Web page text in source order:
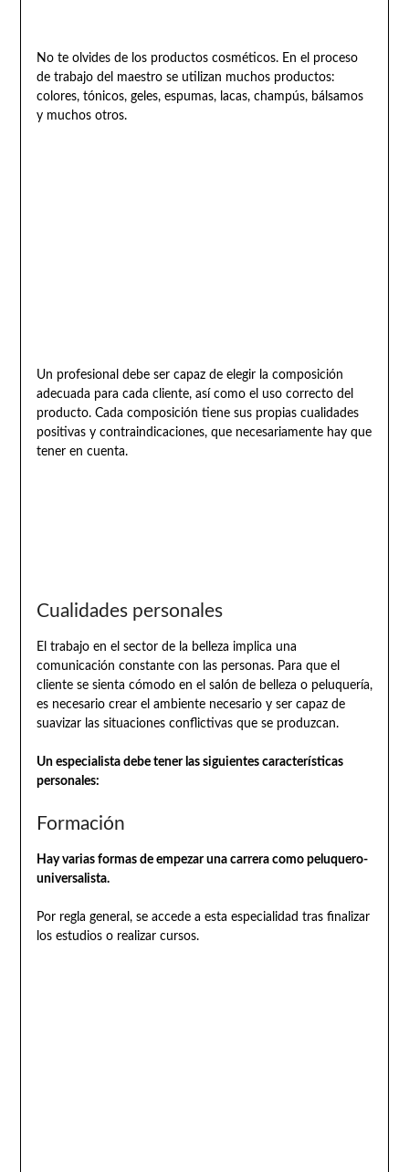
No te olvides de los productos cosméticos. En el proceso
de trabajo del maestro se utilizan muchos productos:
colores, tónicos, geles, espumas, lacas, champús, bálsamos
y muchos otros.
Un profesional debe ser capaz de elegir la composición
adecuada para cada cliente, así como el uso correcto del
producto. Cada composición tiene sus propias cualidades
positivas y contraindicaciones, que necesariamente hay que
tener en cuenta.
Cualidades personales
El trabajo en el sector de la belleza implica una
comunicación constante con las personas. Para que el
cliente se sienta cómodo en el salón de belleza o peluquería,
es necesario crear el ambiente necesario y ser capaz de
suavizar las situaciones conflictivas que se produzcan.
Un especialista debe tener las siguientes características
personales:
Formación
Hay varias formas de empezar una carrera como peluquero-
universalista.
Por regla general, se accede a esta especialidad tras finalizar
los estudios o realizar cursos.